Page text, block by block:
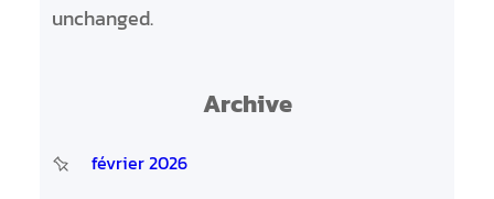
unchanged.
Archive
février 2026